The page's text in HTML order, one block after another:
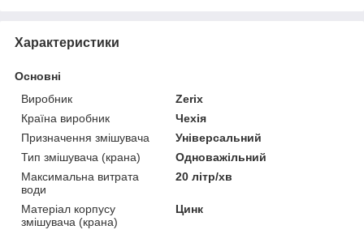
Характеристики
Основні
Виробник
Zerix
Країна виробник
Чехія
Призначення змішувача
Універсальний
Тип змішувача (крана)
Одноважільний
Максимальна витрата
води
20 літр/хв
Матеріал корпусу
змішувача (крана)
Цинк